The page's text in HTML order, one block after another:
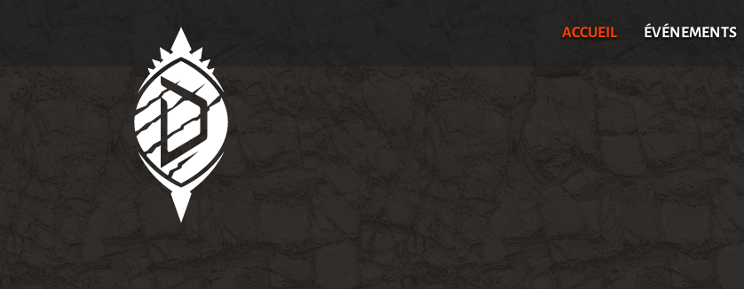
ACCUEIL ÉVÉNEMENTS